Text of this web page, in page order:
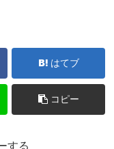
はてブ
コピー
する